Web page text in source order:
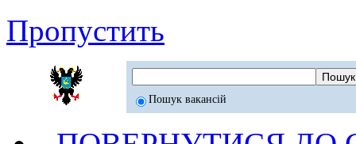
Пропустить
Пошук вакансій